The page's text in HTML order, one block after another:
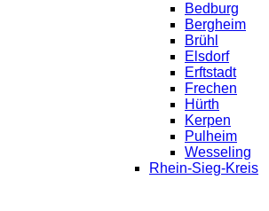
Bedburg
Bergheim
Brühl
Elsdorf
Erftstadt
Frechen
Hürth
Kerpen
Pulheim
Wesseling
Rhein-Sieg-Kreis